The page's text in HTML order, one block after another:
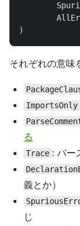
)
それぞれの意味
ImportsOnly
る
Trace : パー
義とか）
じ